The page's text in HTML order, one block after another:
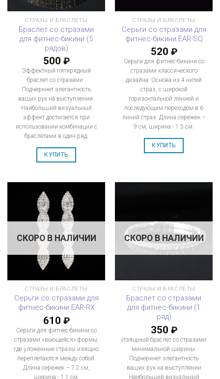
СТРАЗЫ И БРАСЛЕТЫ
Браслет со стразами
для фитнес-бикини (5
рядов)
500 ₽
Эффектный пятирядный
браслет со стразами .
Подчеркнет элегантность
ваших рук на выступлении.
Наибольший визуальный
эффект достигается при
использовании комбинации с
браслетами в один ряд.
КУПИТЬ
СТРАЗЫ И БРАСЛЕТЫ
Серьги со стразами для
фитнес-бикини EAR-SQ
520 ₽
Серьги для фитнес-бикини со
стразами классического
дизайна. Основа из 4 нитей
страз, с широкой
горизонтальной линией и
последующим переходом в 6
линий страз. Длина сережек –
9 см, ширина - 1.5 см.
КУПИТЬ
СКОРО В НАЛИЧИИ
СТРАЗЫ И БРАСЛЕТЫ
Серьги со стразами для
фитнес-бикини EAR-RX
610 ₽
Серьги для фитнес-бикини со
стразами «вьющейся» формы,
где уложенные стразы изящно
переплетаются между собой.
Длина сережек – 7.2 см,
ширина - 1.1 см.
СКОРО В НАЛИЧИИ
СТРАЗЫ И БРАСЛЕТЫ
Браслет со стразами
для фитнес-бикини (1
ряд)
350 ₽
Изящный браслет со стразами
минимальной ширины.
Подчеркнет элегантность
ваших рук на выступлении.
Наибольший визуальный